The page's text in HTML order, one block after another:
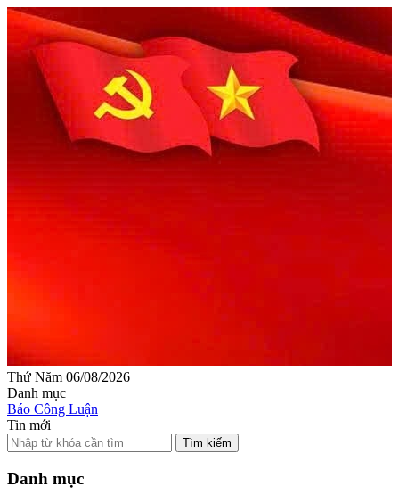
Thứ Năm 06/08/2026
Danh mục
Báo Công Luận
Tin mới
Tìm kiếm
Danh mục